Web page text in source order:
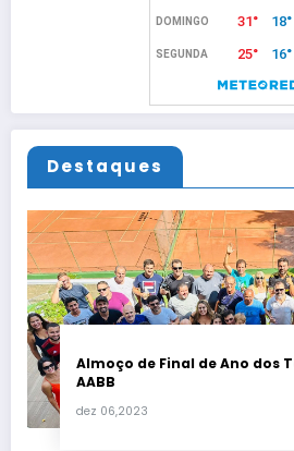
Destaques
Almoço de Final de Ano dos
AABB
dez 06,2023